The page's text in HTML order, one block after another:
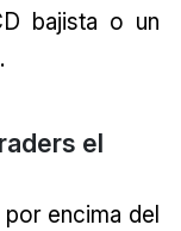
bajista o un
el
encima del